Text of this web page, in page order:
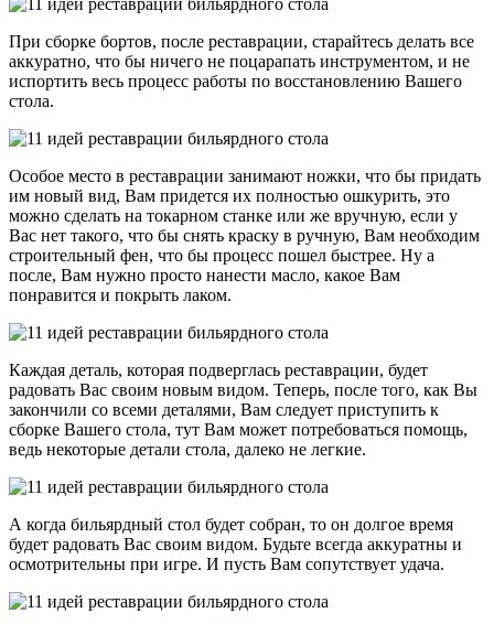
При сборке бортов, после реставрации, старайтесь делать все
аккуратно, что бы ничего не поцарапать инструментом, и не
испортить весь процесс работы по восстановлению Вашего
стола.
Особое место в реставрации занимают ножки, что бы придать
им новый вид, Вам придется их полностью ошкурить, это
можно сделать на токарном станке или же вручную, если у
Вас нет такого, что бы снять краску в ручную, Вам необходим
строительный фен, что бы процесс пошел быстрее. Ну а
после, Вам нужно просто нанести масло, какое Вам
понравится и покрыть лаком.
Каждая деталь, которая подверглась реставрации, будет
радовать Вас своим новым видом. Теперь, после того, как Вы
закончили со всеми деталями, Вам следует приступить к
сборке Вашего стола, тут Вам может потребоваться помощь,
ведь некоторые детали стола, далеко не легкие.
А когда бильярдный стол будет собран, то он долгое время
будет радовать Вас своим видом. Будьте всегда аккуратны и
осмотрительны при игре. И пусть Вам сопутствует удача.